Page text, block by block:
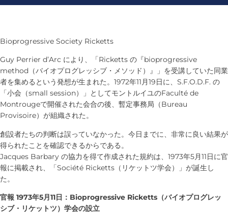
Bioprogressive Society Ricketts
Guy Perrier d’Arc により、「Ricketts の『bioprogressive
method（バイオプログレッシブ・メソッド）』」を受講していた同業
者を集めるという発想が生まれた。1972年11月19日に、S.F.O.D.F. の
「小会（small session）」としてモントルイユのFaculté de
Montrougeで開催された会合の後、暫定事務局（Bureau
Provisoire）が組織された。
創設者たちの判断は誤っていなかった。今日までに、非常に良い結果が
得られたことを確認できるからである。
Jacques Barbary の協力を得て作成された規約は、1973年5月11日に官
報に掲載され、「Société Ricketts（リケットツ学会）」が誕生し
た。
官報 1973年5月11日：Bioprogressive Ricketts（バイオプログレッ
シブ・リケットツ）学会の設立